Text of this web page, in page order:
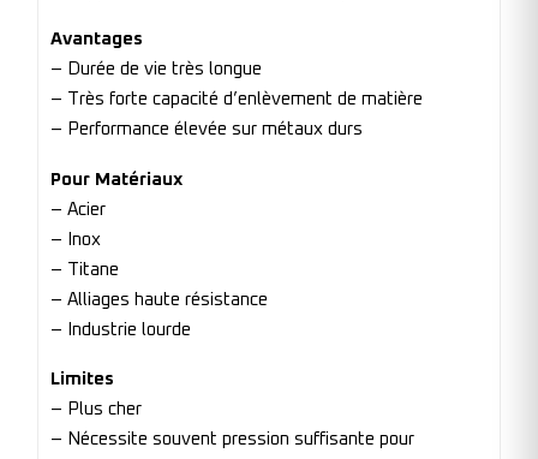
Avantages
– Durée de vie très longue
– Très forte capacité d’enlèvement de matière
– Performance élevée sur métaux durs
Pour Matériaux
– Acier
– Inox
– Titane
– Alliages haute résistance
– Industrie lourde
Limites
– Plus cher
– Nécessite souvent pression suffisante pour